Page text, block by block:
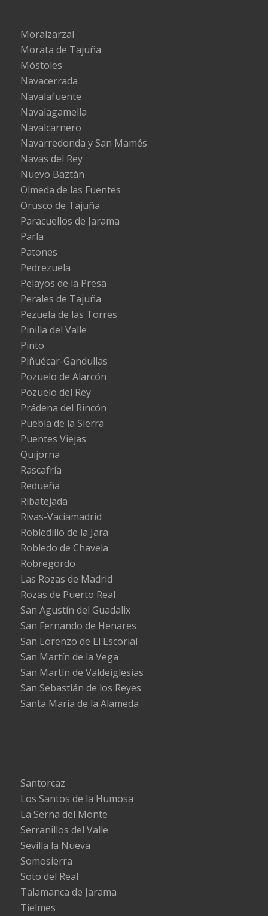
Moralzarzal
Morata de Tajuña
Móstoles
Navacerrada
Navalafuente
Navalagamella
Navalcarnero
Navarredonda y San Mamés
Navas del Rey
Nuevo Baztán
Olmeda de las Fuentes
Orusco de Tajuña
Paracuellos de Jarama
Parla
Patones
Pedrezuela
Pelayos de la Presa
Perales de Tajuña
Pezuela de las Torres
Pinilla del Valle
Pinto
Piñuécar-Gandullas
Pozuelo de Alarcón
Pozuelo del Rey
Prádena del Rincón
Puebla de la Sierra
Puentes Viejas
Quijorna
Rascafría
Redueña
Ribatejada
Rivas-Vaciamadrid
Robledillo de la Jara
Robledo de Chavela
Robregordo
Las Rozas de Madrid
Rozas de Puerto Real
San Agustín del Guadalix
San Fernando de Henares
San Lorenzo de El Escorial
San Martín de la Vega
San Martín de Valdeiglesias
San Sebastián de los Reyes
Santa María de la Alameda
Santorcaz
Los Santos de la Humosa
La Serna del Monte
Serranillos del Valle
Sevilla la Nueva
Somosierra
Soto del Real
Talamanca de Jarama
Tielmes